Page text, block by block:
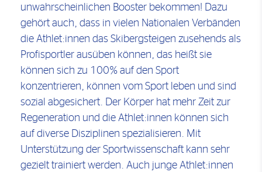
unwahrscheinlichen Booster bekommen! Dazu
gehört auch, dass in vielen Nationalen Verbänden
die Athlet:innen das Skibergsteigen zusehends als
Profisportler ausüben können, das heißt sie
können sich zu 100% auf den Sport
konzentrieren, können vom Sport leben und sind
sozial abgesichert. Der Körper hat mehr Zeit zur
Regeneration und die Athlet:innen können sich
auf diverse Disziplinen spezialisieren. Mit
Unterstützung der Sportwissenschaft kann sehr
gezielt trainiert werden. Auch junge Athlet:innen